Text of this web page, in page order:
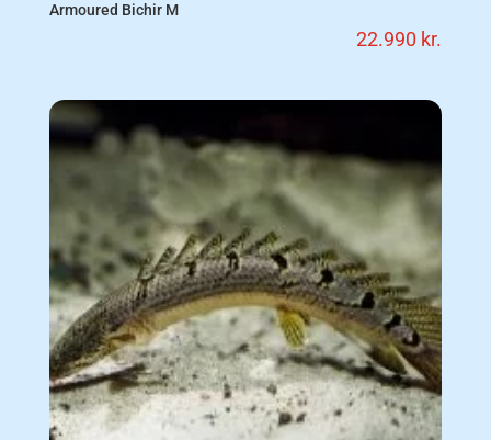
Armoured Bichir M
22.990 kr.